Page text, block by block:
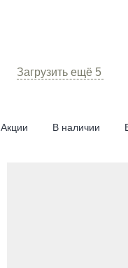
Загрузить ещё 5
Акции В наличии